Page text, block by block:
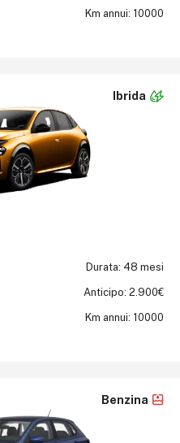
Km annui: 10000
Ibrida
Durata: 48 mesi
Anticipo: 2.900€
Km annui: 10000
Benzina